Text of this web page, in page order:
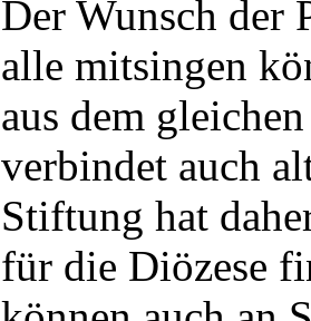
Der Wunsch der
alle mitsingen
aus dem
verbindet auch
Stiftung hat
für die Diözese